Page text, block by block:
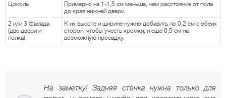
Цоколь
Примерно на 1-1,5 см меньше, чем расстояние от пола
до края нижней двери.
2 или 3 фасада
(две двери и
полка)
К их высоте и ширине нужно добавить по 0,2 см с обеих
сторон, чтобы учесть кромки, и еще 0,5 см на
возможную просадку.
На заметку! Задняя стенка нужна только для